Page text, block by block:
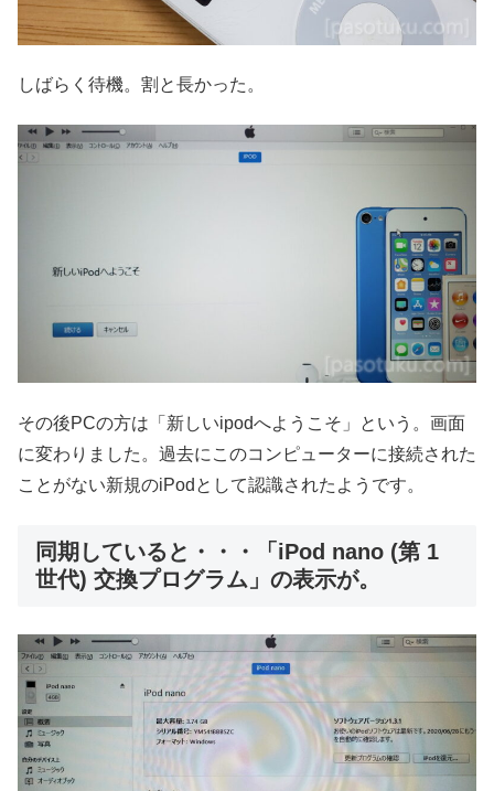
しばらく待機。割と長かった。
その後PCの方は「新しいipodへようこそ」という。画面
に変わりました。過去にこのコンピューターに接続された
ことがない新規のiPodとして認識されたようです。
同期していると・・・「iPod nano (第 1
世代) 交換プログラム」の表示が。